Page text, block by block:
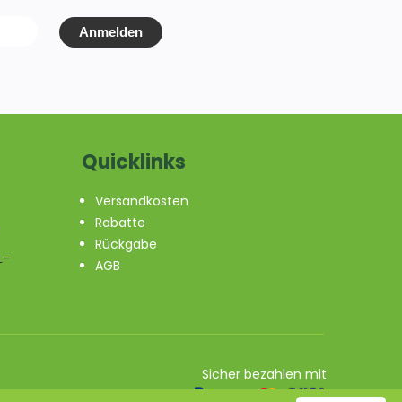
Anmelden
Quicklinks
Versandkosten
Rabatte
Rückgabe
AGB
Sicher bezahlen mit